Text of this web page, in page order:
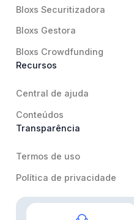
Bloxs Securitizadora
Bloxs Gestora
Bloxs Crowdfunding
Recursos
Central de ajuda
Conteúdos
Transparência
Termos de uso
Política de privacidade